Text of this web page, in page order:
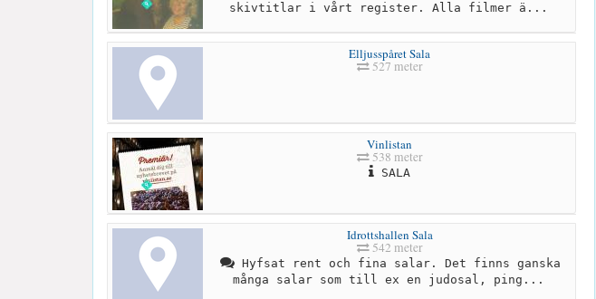
skivtitlar i vårt register. Alla filmer ä...
Elljusspåret Sala
527 meter
Vinlistan
538 meter
SALA
Idrottshallen Sala
542 meter
Hyfsat rent och fina salar. Det finns ganska
många salar som till ex en judosal, ping...